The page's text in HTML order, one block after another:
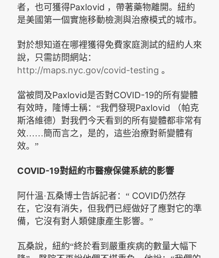
者，也可獲得Paxlovid ，帶著藥物離開。紐約
是美國第一個實施移動檢測與治療模式的城市。
對於想知道在哪裡獲得免費家庭測試的紐約人來
說，只需訪問網站：
http://maps.nyc.gov/covid-testing 。
當被問及Paxlovid是否對COVID-19的所有變體
有效時，隆博士稱：“我們發現Paxlovid
（帕克
斯洛維德） 對我們今天看到的所有變體都非常有
效……簡而言之，是的，這些治療對新變體有
效。”
COVID-19對紐約市醫療保健系統的影響
阿什溫·瓦桑博士告訴記者：“ COVID仍然存
在，它沒有消失，但我們已經做好了應對它的準
備，它沒有對人類健康產生影響。”
瓦桑說，紐約“終於看到嚴重疾病的數量大幅下